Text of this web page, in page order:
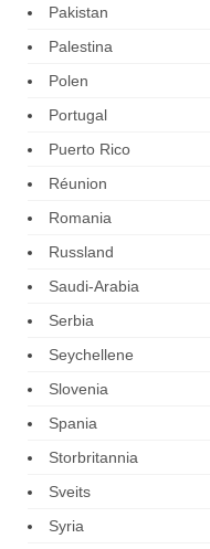
Pakistan
Palestina
Polen
Portugal
Puerto Rico
Réunion
Romania
Russland
Saudi-Arabia
Serbia
Seychellene
Slovenia
Spania
Storbritannia
Sveits
Syria